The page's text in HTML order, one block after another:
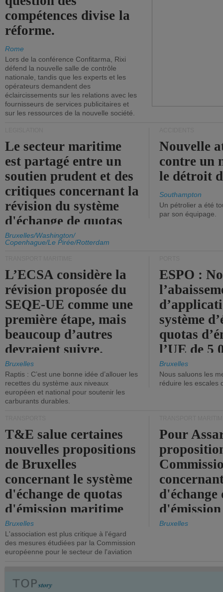
compétences divise la
réforme.
Rome
Lors de la conférence Confitarma, Rixi
défend la nouvelle salle de contrôle
nationale, tandis que les experts et les
opérateurs demandent des
éclaircissements sur les relations avec les
fournisseurs de services publicitaires et
sur les ressources de la nouvelle société.
Le secteur maritime
est partagé entre un
soutien prudent et des
critiques concernant la
révision du système
d'échange de quotas
d'émission de l'UE.
Bruxelles/Washington/
Copenhague/Le Pirée/Rotterdam
Nouvelle
contre un
le détroit
Southampton
Un pétrolier a été
par son équipage.
L’ECSA considère la
révision proposée du
SEQE-UE comme une
première étape, mais
beaucoup d’autres
devraient suivre.
Bruxelles
Raptis : C’est une bonne idée d’allouer les
recettes du système aux niveaux
européen et national pour soutenir les
carburants durables.
ESPO :
système
quotas
l’UE de 5
tonneaux
brute.
Bruxelles
Nous saluons les
réduire les escales
T&E salue certaines
nouvelles propositions
de Bruxelles
concernant le système
d'échange de quotas
d'émission maritime
de l'UE.
Bruxelles
L'association est plus critique à l'égard
des mesures étudiées par la Commission
européenne pour le secteur de l'aviation
Pour
d'échange
timide,
Bruxelles